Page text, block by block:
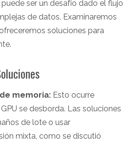
ser un desafío dado el flujo
de datos. Examinaremos
soluciones para
memoria: Esto ocurre
se desborda. Las soluciones
de lote o usar
mixta, como se discutió